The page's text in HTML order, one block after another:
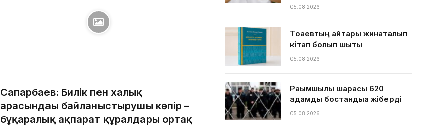
Сапарбаев: Билік пен халық
арасындағы байланыстырушы көпір –
бұқаралық ақпарат құралдары ортақ
05.08.2026
Тоқаевтың айтқары жинақталып
кітап болып шықты
05.08.2026
Рақымшылық шарасы 620
адамды бостандыққа жіберді
05.08.2026